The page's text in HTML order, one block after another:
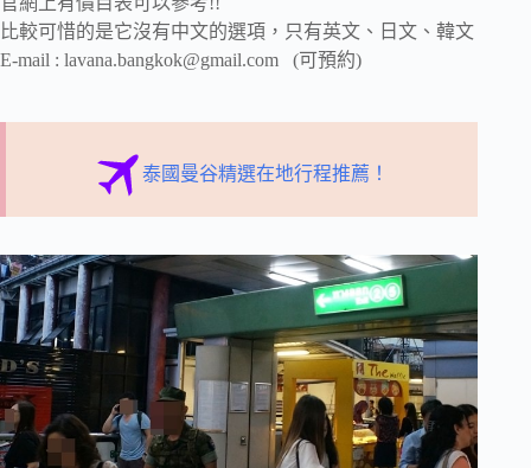
比較可惜的是它沒有中文的選項，只有英文、日文、韓文
E-mail : lavana.bangkok@gmail.com (可預約)
泰國曼谷精選在地行程推薦！